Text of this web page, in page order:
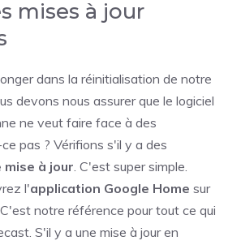
mises à jour
dans la réinitialisation de notre
devons nous assurer que le logiciel
ne veut faire face à des
pas ? Vérifions s'il y a des
à jour. C'est super simple.
l'application Google Home sur
notre référence pour tout ce qui
S'il y a une mise à jour en